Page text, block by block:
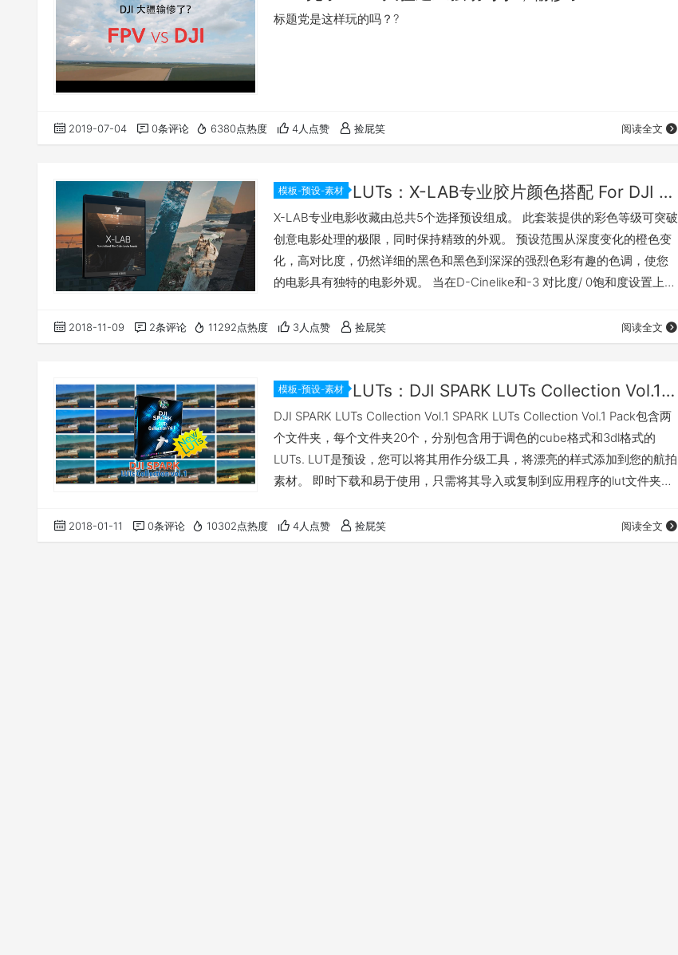
标题党是这样玩的吗？?
2019-07-04 0条评论 6380点热度 4人点赞 捡屁笑 阅读全文
模板-预设-素材 LUTs：X-LAB专业胶片颜色搭配 For DJI Mavic Pro, Mavic Air and Phantom 4 Pro
X-LAB专业电影收藏由总共5个选择预设组成。 此套装提供的彩色等级可突破
创意电影处理的极限，同时保持精致的外观。 预设范围从深度变化的橙色变
化，高对比度，仍然详细的黑色和黑色到深深的强烈色彩有趣的色调，使您
的电影具有独特的电影外观。 当在D-Cinelike和-3 对比度/ 0饱和度设置上设
预览 下载地址 共计5个电影预设；必要的飞行前设置信息，提示和安装文
档。 提取码:lsut
2018-11-09 2条评论 11292点热度 3人点赞 捡屁笑 阅读全文
模板-预设-素材 LUTs：DJI SPARK LUTs Collection Vol.1_20个大疆航拍镜头色调LUT（cube&3dl）
DJI SPARK LUTs Collection Vol.1 SPARK LUTs Collection Vol.1 Pack包含两
个文件夹，每个文件夹20个，分别包含用于调色的cube格式和3dl格式的
LUTs. LUT是预设，您可以将其用作分级工具，将漂亮的样式添加到您的航拍
素材。 即时下载和易于使用，只需将其导入或复制到应用程序的lut文件夹或
Adobe Speedgrade Apple Final C…
2018-01-11 0条评论 10302点热度 4人点赞 捡屁笑 阅读全文